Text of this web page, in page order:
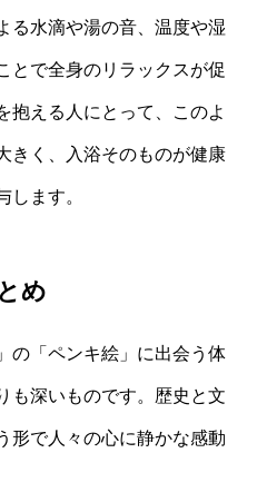
る水滴や湯の音、温度や湿
とで全身のリラックスが促
抱える人にとって、このよ
きく、入浴そのものが健康
します。
め
の「ペンキ絵」に出会う体
も深いものです。歴史と文
形で人々の心に静かな感動